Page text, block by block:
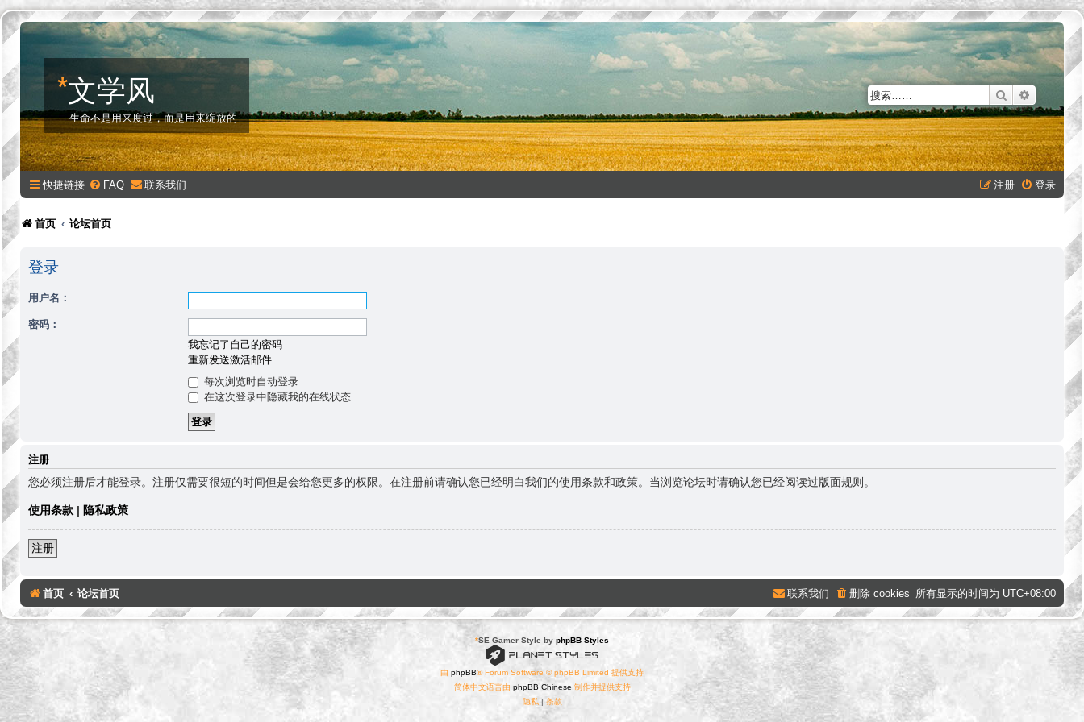
*文学风
生命不是用来度过，而是用来绽放的
搜索
快捷链接 FAQ 联系我们 登录
注册
首页 论坛首页
登录
用户名：
密码：
我忘记了自己的密码
重新发送激活邮件
每次浏览时自动登录
在这次登录中隐藏我的在线状态
注册
您必须注册后才能登录。注册仅需要很短的时间但是会给您更多的权限。在注册前请确认您已经明白我们的使用条款和政策。当浏览论坛时请确认您已经阅读过版面规则。
使用条款 | 隐私政策
注册
首页 论坛首页 所有显示的时间为 UTC+08:00
删除 cookies
联系我们
*SE Gamer Style by phpBB Styles
由 phpBB® Forum Software © phpBB Limited 提供支持
简体中文语言由 phpBB Chinese 制作并提供支持
隐私| 条款